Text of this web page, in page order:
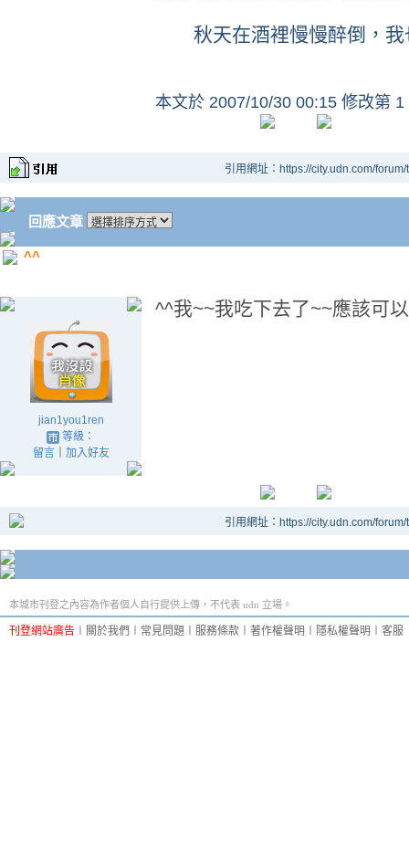
秋天在酒裡慢慢醉倒，我
本文於 2007/10/30 00:15 修改第 1
引用網址：https://city.udn.com/
回應文章
^^
jian1you1ren
等級：
留言｜ 加入好友
^^我~~我吃下去了~~應該可
引用網址：https://city.udn.com/
本城市刊登之內容為作者個人自行提供上傳，不代表 udn 立場。
刊登網站廣告 關於我們 常見問題 服務條款 著作權聲明 隱私權聲明 客服